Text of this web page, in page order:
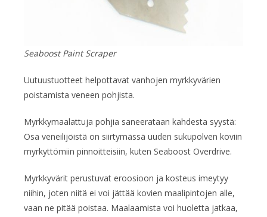
Seaboost Paint Scraper
Uutuustuotteet helpottavat vanhojen myrkkyvärien
poistamista veneen pohjista.
Myrkkymaalattuja pohjia saneerataan kahdesta syystä:
Osa veneilijöistä on siirtymässä uuden sukupolven koviin
myrkyttömiin pinnoitteisiin, kuten Seaboost Overdrive.
Myrkkyvärit perustuvat eroosioon ja kosteus imeytyy
niihin, joten niitä ei voi jättää kovien maalipintojen alle,
vaan ne pitää poistaa. Maalaamista voi huoletta jatkaa,